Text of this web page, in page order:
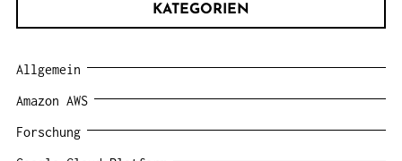
KATEGORIEN
Allgemein
Amazon AWS
Forschung